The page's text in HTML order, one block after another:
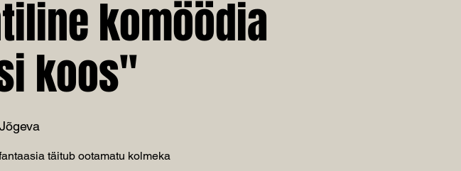
komöödia
koos"
Jõgeva
täitub ootamatu kolmeka